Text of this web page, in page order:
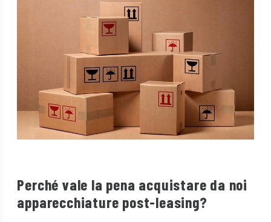
Perché vale la pena acquistare da noi
apparecchiature post-leasing?